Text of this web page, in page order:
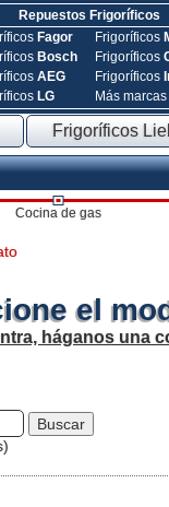
Repuestos Frigoríficos
Fagor
Bosch
AEG
LG
Frigoríficos
Frigoríficos
Frigoríficos
Más
Frigoríficos
Cocina de gas
el
háganos una